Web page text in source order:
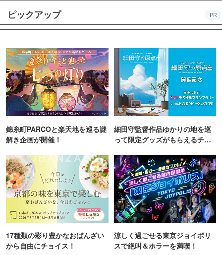
ピックアップ PR
錦糸町PARCOと楽天地を巡る謎
解き企画が開催！
細田守監督作品ゆかりの地を巡
って限定グッズがもらえるチャ
17種類の彩り豊かなおばんざい
から自由にチョイス！
涼しく過ごせる東京ジョイポリ
スで絶叫＆ホラーを満喫！